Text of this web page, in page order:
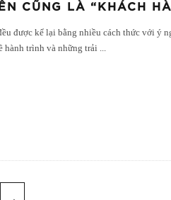
CŨNG LÀ “KHÁCH
được kể lại bằng nhiều cách thức với ý
hành trình và những trải ...